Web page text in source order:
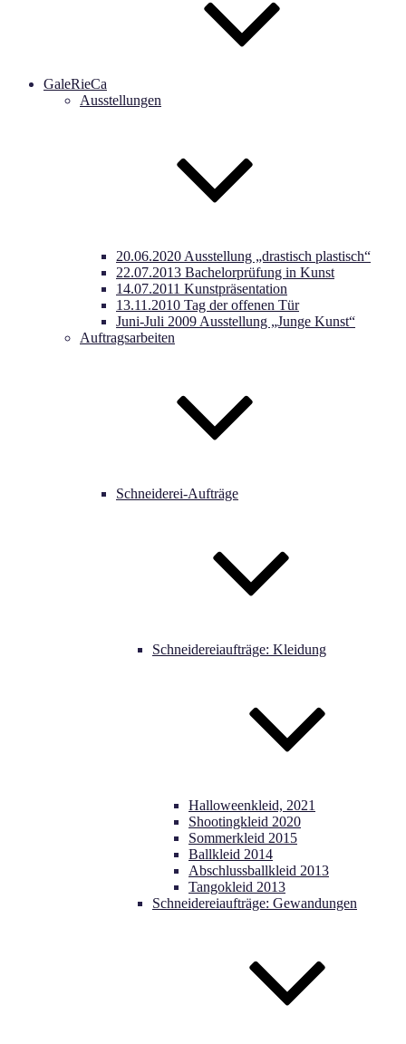
GaleRieCa
Ausstellungen
20.06.2020 Ausstellung „drastisch plastisch“
22.07.2013 Bachelorprüfung in Kunst
14.07.2011 Kunstpräsentation
13.11.2010 Tag der offenen Tür
Juni-Juli 2009 Ausstellung „Junge Kunst“
Auftragsarbeiten
Schneiderei-Aufträge
Schneidereiaufträge: Kleidung
Halloweenkleid, 2021
Shootingkleid 2020
Sommerkleid 2015
Ballkleid 2014
Abschlussballkleid 2013
Tangokleid 2013
Schneidereiaufträge: Gewandungen